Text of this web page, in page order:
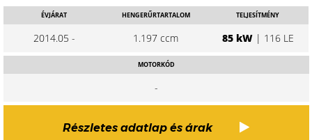
ÉVJÁRAT
2014.05 -
HENGERŰRTARTALOM
1.197 ccm
TELJESÍTMÉNY
85 kW| 116 LE
MOTORKÓD
-
Részletes adatlap és árak